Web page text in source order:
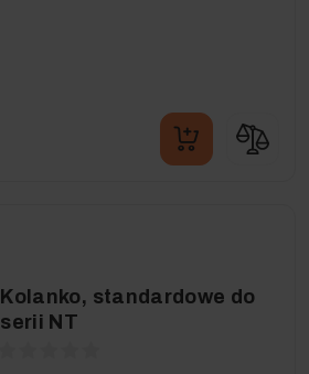
Kolanko, standardowe do
serii NT